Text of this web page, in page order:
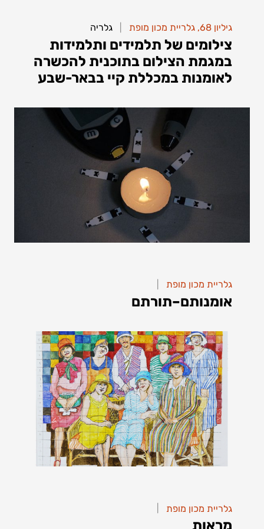
גיליון 68 , גלריית מכון מופת גלריה
צילומים של תלמידים ותלמידות
במגמת הצילום בתוכנית להכשרה
לאומנות במכללת קיי בבאר-שבע
גיליון 68 , גלריית מכון מופת גלריה
צילומים של תלמידים ותלמידות
במגמת הצילום בתוכנית
להכשרה לאומנות במכללת קיי
בבאר-שבע
להמשך קריאה
גלריית מכון מופת
אומנותם–תורתם
גלריית מכון מופת
להמשך קריאה
גלריית מכון מופת
מראות
גלריית מכון מופת